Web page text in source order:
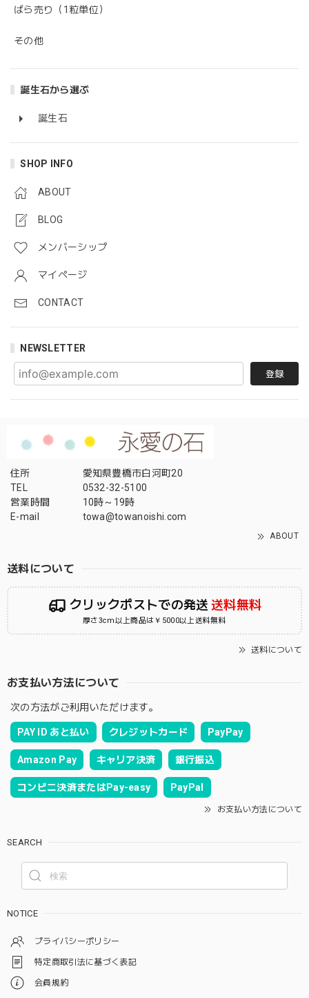
ばら売り（1粒単位）
その他
誕生石から選ぶ
誕生石
SHOP INFO
ABOUT
BLOG
メンバーシップ
マイページ
CONTACT
NEWSLETTER
登録
住所
愛知県豊橋市白河町20
TEL
0532-32-5100
営業時間
10時～19時
E-mail
towa@towanoishi.com
ABOUT
送料について
クリックポストでの発送 送料無料
厚さ3cm以上商品は￥5000以上送料無料
送料について
お支払い方法について
次の方法がご利用いただけます。
PAY ID あと払い クレジットカード PayPay
Amazon Pay キャリア決済 銀行振込
コンビニ決済またはPay-easy PayPal
お支払い方法について
SEARCH
NOTICE
プライバシーポリシー
特定商取引法に基づく表記
会員規約